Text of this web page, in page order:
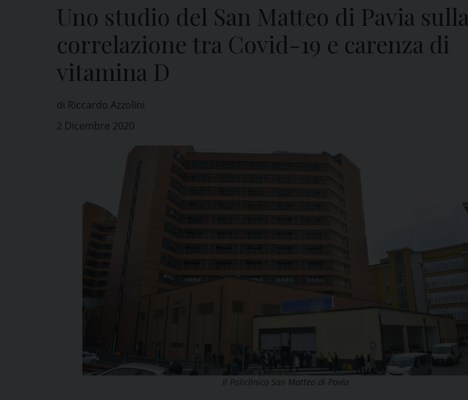
Uno studio del San Matteo di Pavia sulla
correlazione tra Covid-19 e carenza di
vitamina D
di Riccardo Azzolini
2 Dicembre 2020
Il Policlinico San Matteo di Pavia